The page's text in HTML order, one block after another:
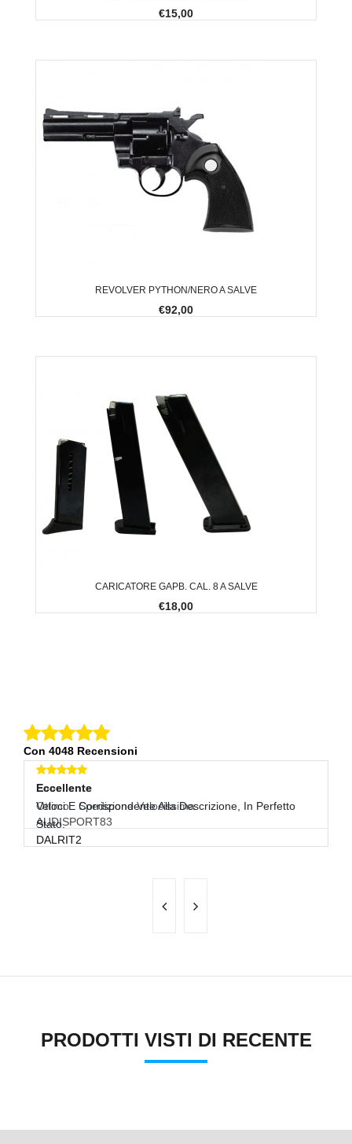
€15,00
REVOLVER PYTHON/NERO A SALVE
€92,00
CARICATORE GAPB. CAL. 8 A SALVE
€18,00
Con 4048 Recensioni
Eccellente
Veloci E Corrispondente Alla Descrizione, In Perfetto
Stato.
DALRIT2
PRODOTTI VISTI DI RECENTE